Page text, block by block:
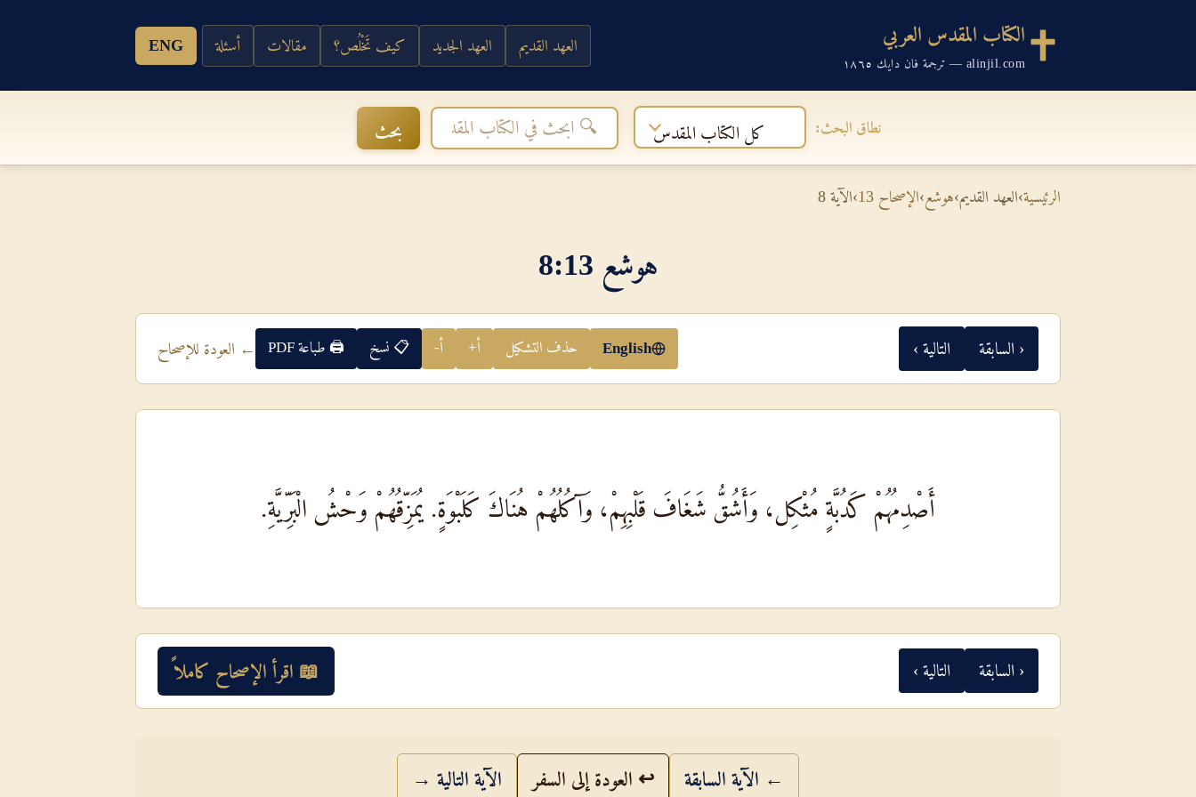
الكتاب المقدس العربي
alinjil.com — ترجمة فان دايك ١٨٦٥
العهد القديم العهد الجديد كيف تَخْلُص؟ مقالات أسئلة ENG
نطاق البحث: كل الكتاب المقدس بحث
الرئيسية›العهد القديم›هوشع›الإصحاح 13 ›الآية 8
هوشع 13‏:‏8
‹ السابقة التالية › English حذف التشكيل أ+ أ- 📋 نسخ 🖨 طباعة PDF ← العودة للإصحاح
أَصْدِمُهُمْ كَدُبَّةٍ مُثْكِل، وَأَشُقُّ شَغَافَ قَلْبِهِمْ، وَآكُلُهُمْ هُنَاكَ كَلَبْوَةٍ. يُمَزِّقُهُمْ وَحْشُ الْبَرِّيَّةِ.
‹ السابقة التالية › 📖 اقرأ الإصحاح كاملاً
← الآية السابقة ↩ العودة إلى السفر الآية التالية →